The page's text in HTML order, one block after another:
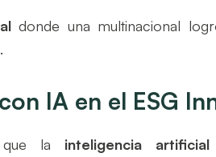
donde una multinacional
IA en el ESG
la inteligencia artificial